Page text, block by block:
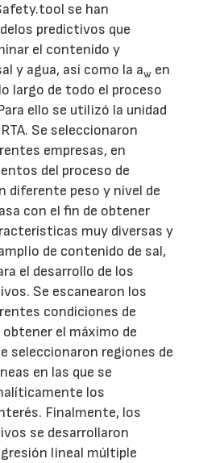
se han
predictivos que
el contenido y
y agua, así como la aw en
largo de todo el proceso
ello se utilizó la unidad
Se seleccionaron
empresas, en
del proceso de
diferente peso y nivel de
con el fin de obtener
muy diversas y
de contenido de sal,
el desarrollo de los
Se escanearon los
condiciones de
el máximo de
seleccionaron regiones de
en las que se
los
Finalmente, los
se desarrollaron
lineal múltiple